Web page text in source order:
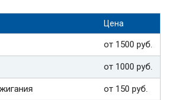
Цена
от 1500 руб.
от 1000 руб.
от 150 руб.